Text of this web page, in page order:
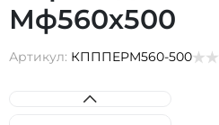
Мф560х500
Артикул: КПППEPM560-500